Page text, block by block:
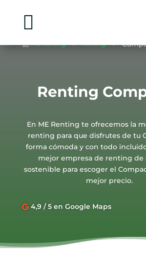

 ME Renting 5 Renting 5
Renting
En ME Renting te ofrecemos la
renting para que disfrutes de tu
forma cómoda y con todo
mejor empresa de renting de
sostenible para escoger el
mejor precio.
 4,9 / 5 en Google Maps